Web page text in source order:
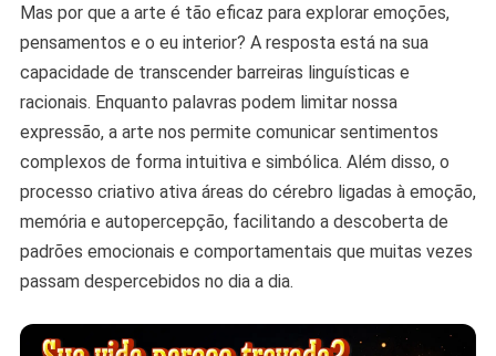
Mas por que a arte é tão eficaz para explorar emoções,
pensamentos e o eu interior? A resposta está na sua
capacidade de transcender barreiras linguísticas e
racionais. Enquanto palavras podem limitar nossa
expressão, a arte nos permite comunicar sentimentos
complexos de forma intuitiva e simbólica. Além disso, o
processo criativo ativa áreas do cérebro ligadas à emoção,
memória e autopercepção, facilitando a descoberta de
padrões emocionais e comportamentais que muitas vezes
passam despercebidos no dia a dia.